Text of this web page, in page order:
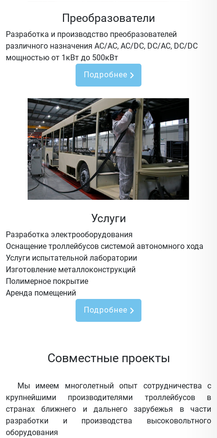
Преобразователи
Разработка и производство преобразователей
различного назначения AC/AC, AC/DC, DC/AC, DC/DC
мощностью от 1кВт до 500кВт
Подробнее
Услуги
Разработка электрооборудования
Оснащение троллейбусов системой автономного хода
Услуги испытательной лаборатории
Изготовление металлоконструкций
Полимерное покрытие
Аренда помещений
Подробнее
Совместные проекты
Мы имеем многолетный опыт сотрудничества с
крупнейшими производителями троллейбусов в
странах ближнего и дальнего зарубежья в части
разработки и производства высоковольтного
оборудования